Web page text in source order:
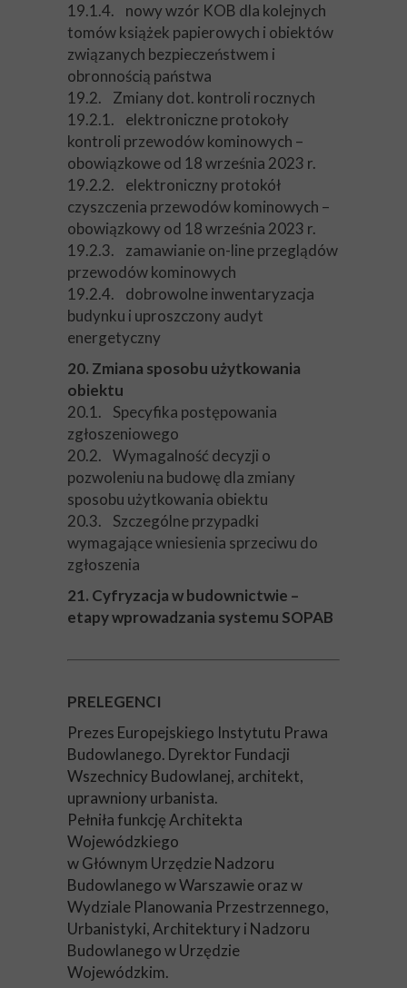
19.1.4. nowy wzór KOB dla kolejnych
tomów książek papierowych i obiektów
związanych bezpieczeństwem i
obronnością państwa
19.2. Zmiany dot. kontroli rocznych
19.2.1. elektroniczne protokoły
kontroli przewodów kominowych –
obowiązkowe od 18 września 2023 r.
19.2.2. elektroniczny protokół
czyszczenia przewodów kominowych –
obowiązkowy od 18 września 2023 r.
19.2.3. zamawianie on-line przeglądów
przewodów kominowych
19.2.4. dobrowolne inwentaryzacja
budynku i uproszczony audyt
energetyczny
20. Zmiana sposobu użytkowania
obiektu
20.1. Specyfika postępowania
zgłoszeniowego
20.2. Wymagalność decyzji o
pozwoleniu na budowę dla zmiany
sposobu użytkowania obiektu
20.3. Szczególne przypadki
wymagające wniesienia sprzeciwu do
zgłoszenia
21. Cyfryzacja w budownictwie –
etapy wprowadzania systemu SOPAB
PRELEGENCI
Prezes Europejskiego Instytutu Prawa
Budowlanego. Dyrektor Fundacji
Wszechnicy Budowlanej, architekt,
uprawniony urbanista.
Pełniła funkcję Architekta
Wojewódzkiego
w Głównym Urzędzie Nadzoru
Budowlanego w Warszawie oraz w
Wydziale Planowania Przestrzennego,
Urbanistyki, Architektury i Nadzoru
Budowlanego w Urzędzie
Wojewódzkim.